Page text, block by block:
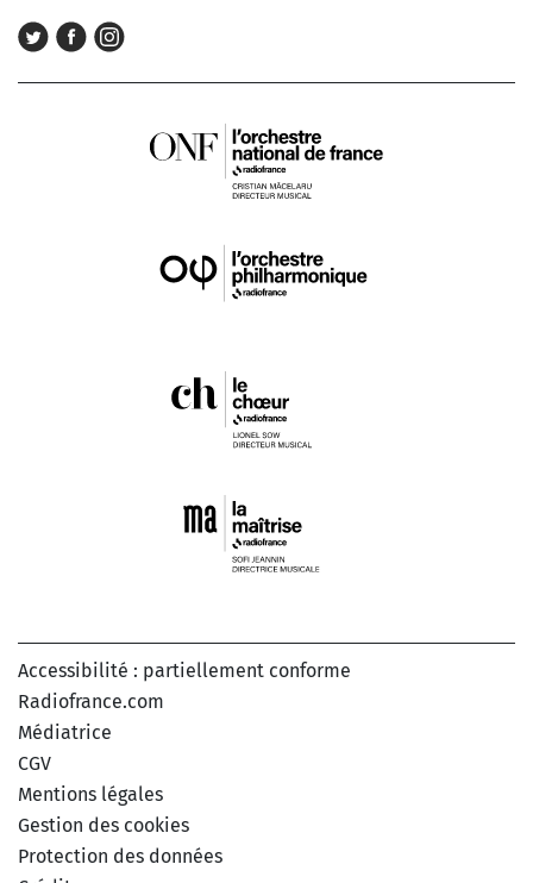
Accessibilité : partiellement conforme
Radiofrance.com
Médiatrice
CGV
Mentions légales
Gestion des cookies
Protection des données